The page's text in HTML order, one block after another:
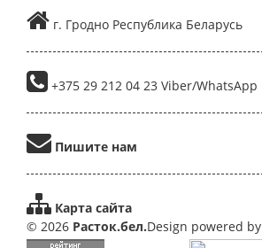
г. Гродно Республика Беларусь
+375 29 212 04 23 Viber/WhatsApp
Пишите нам
Карта сайта
© 2026 Расток.бел.Design powered by